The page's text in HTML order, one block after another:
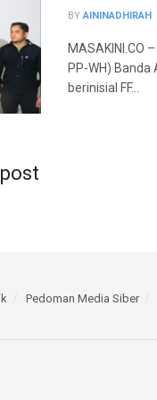
BY AININADHIRAH
MASAKINI.CO
PP-WH)
berinisial FF...
Pedoman Media Siber